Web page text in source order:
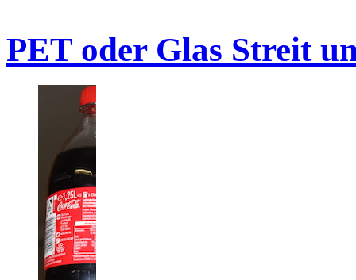
PET oder Glas Streit